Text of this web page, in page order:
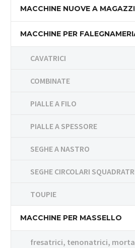
MACCHINE NUOVE A
MACCHINE PER
CAVATRICI
COMBINATE
PIALLE A FILO
PIALLE A SPESSORE
SEGHE A NASTRO
SEGHE CIRCOLARI
TOUPIE
MACCHINE PER MASSELLO
fresatrici, tenonatrici,